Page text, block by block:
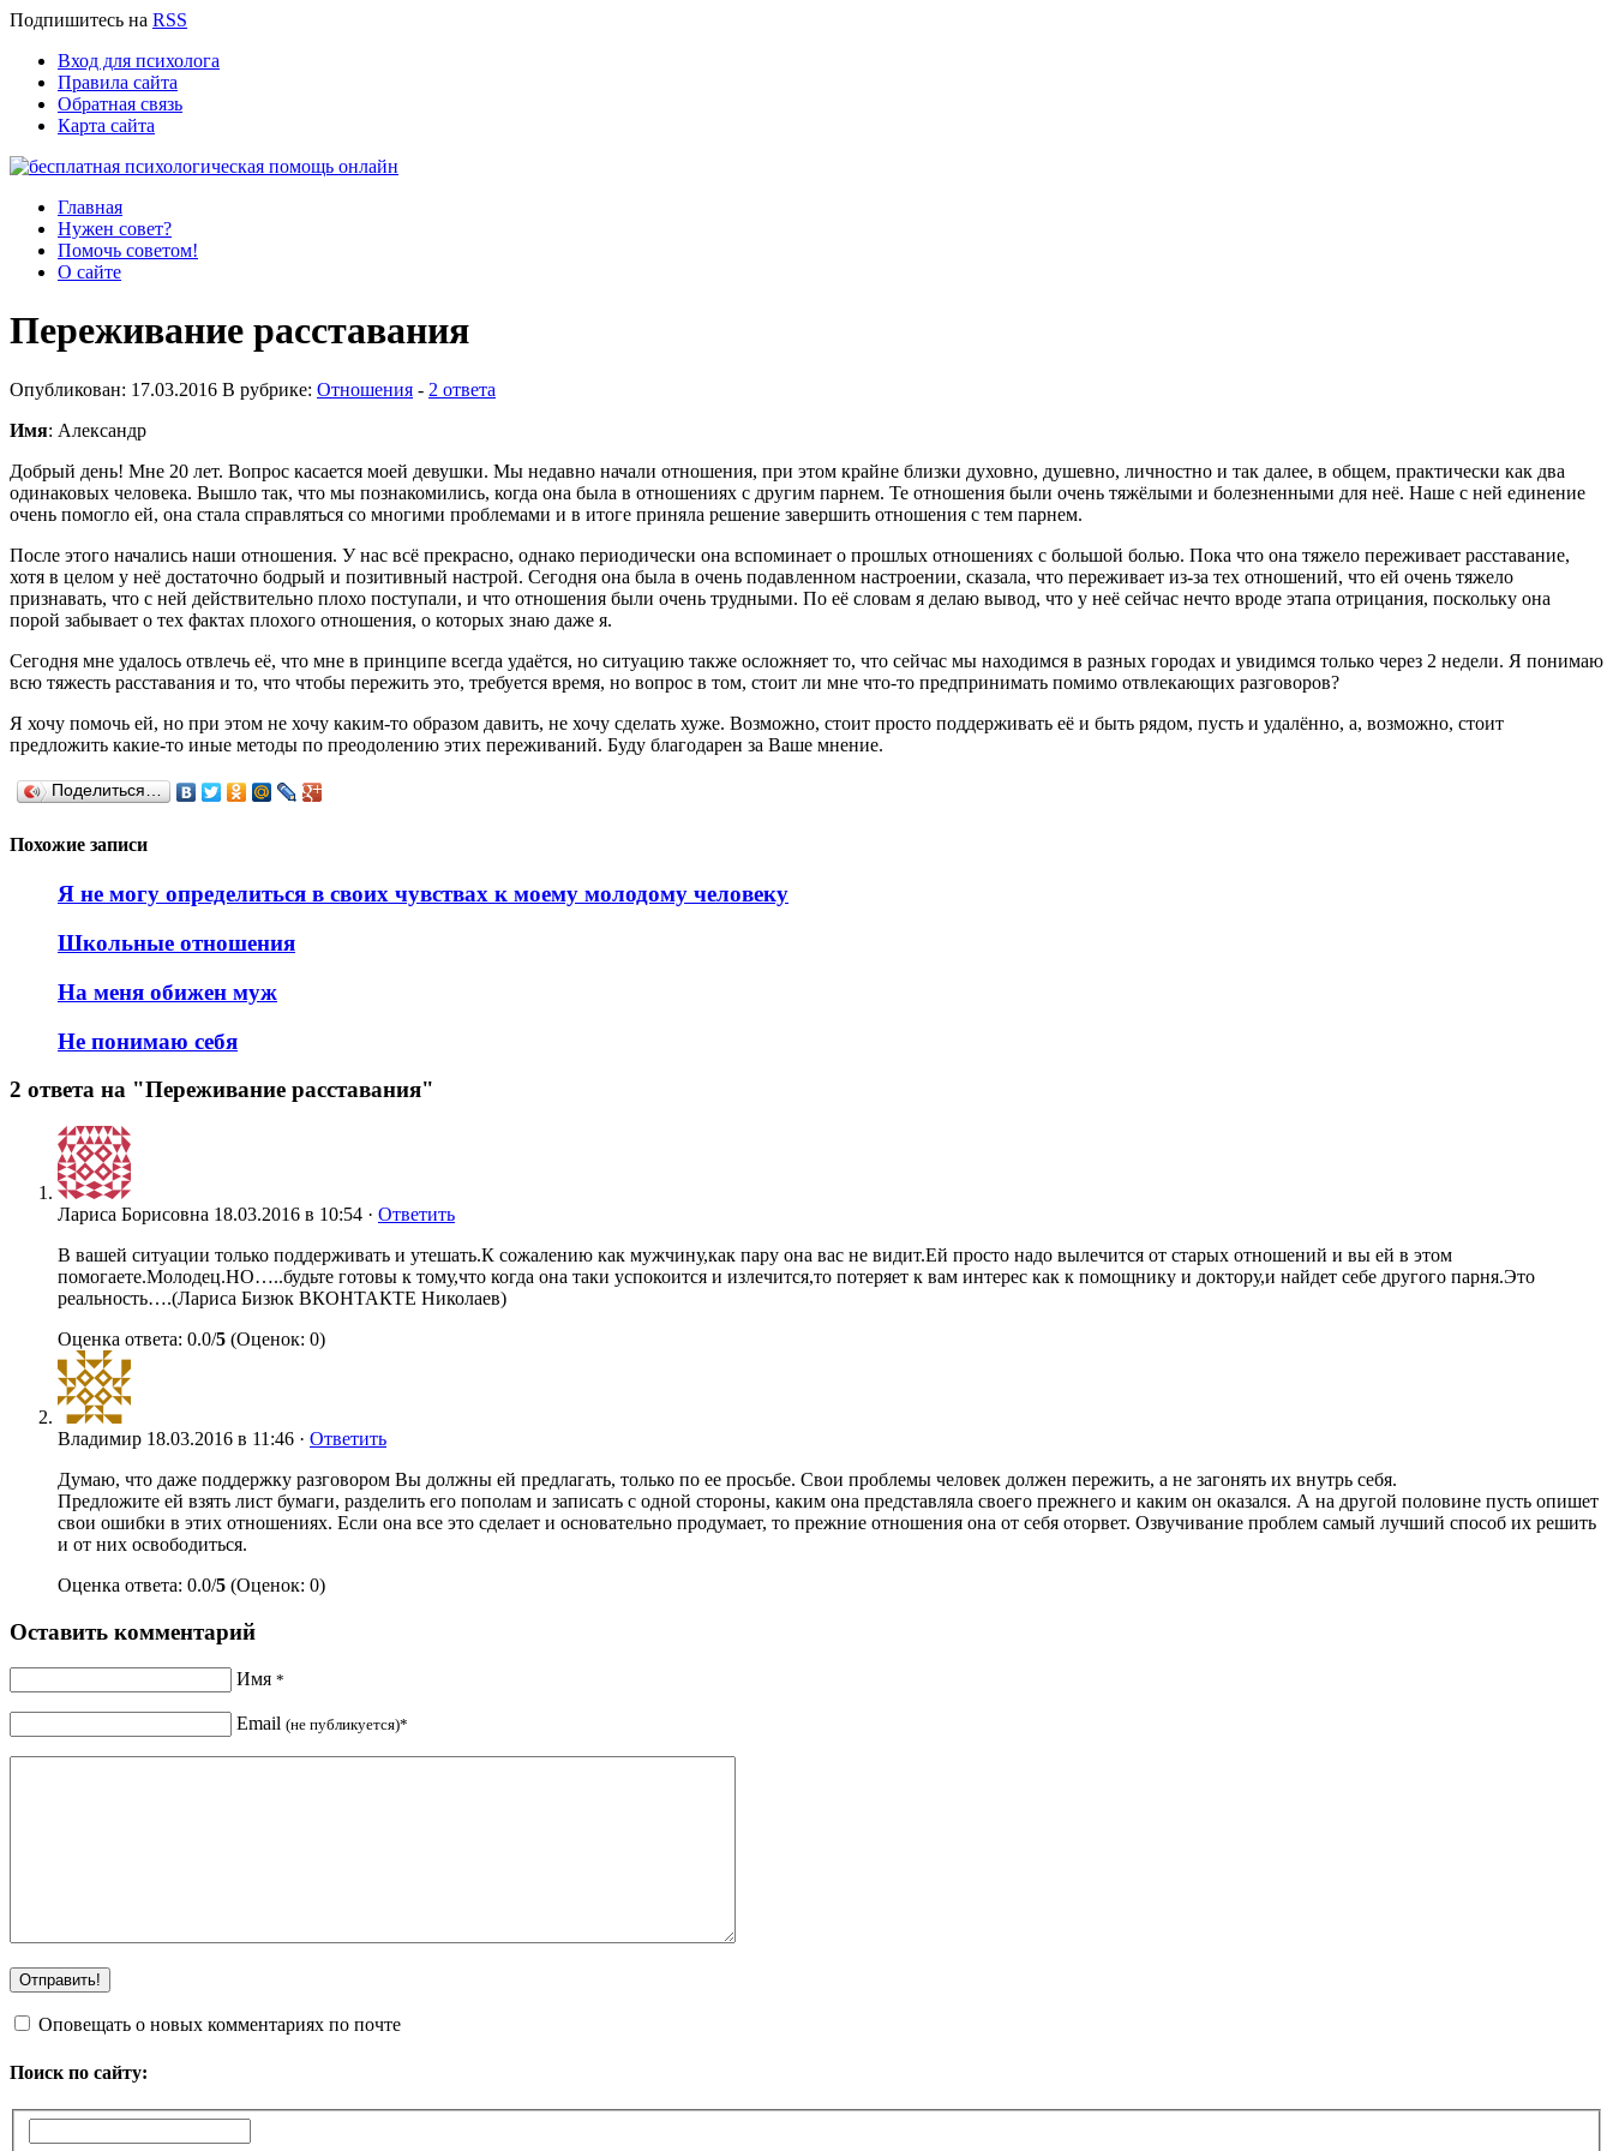
Подпишитесь на RSS
Вход для психолога
Правила сайта
Обратная связь
Карта сайта
Главная
Нужен совет?
Помочь советом!
О сайте
Переживание расставания
Опубликован: 17.03.2016 В рубрике: Отношения - 2 ответа
Имя: Александр
Добрый день! Мне 20 лет. Вопрос касается моей девушки. Мы недавно начали отношения, при этом крайне близки духовно, душевно, личностно и так далее, в общем, практически как два
одинаковых человека. Вышло так, что мы познакомились, когда она была в отношениях с другим парнем. Те отношения были очень тяжёлыми и болезненными для неё. Наше с ней единение
очень помогло ей, она стала справляться со многими проблемами и в итоге приняла решение завершить отношения с тем парнем.
После этого начались наши отношения. У нас всё прекрасно, однако периодически она вспоминает о прошлых отношениях с большой болью. Пока что она тяжело переживает расставание,
хотя в целом у неё достаточно бодрый и позитивный настрой. Сегодня она была в очень подавленном настроении, сказала, что переживает из-за тех отношений, что ей очень тяжело
признавать, что с ней действительно плохо поступали, и что отношения были очень трудными. По её словам я делаю вывод, что у неё сейчас нечто вроде этапа отрицания, поскольку она
порой забывает о тех фактах плохого отношения, о которых знаю даже я.
Сегодня мне удалось отвлечь её, что мне в принципе всегда удаётся, но ситуацию также осложняет то, что сейчас мы находимся в разных городах и увидимся только через 2 недели. Я понимаю
всю тяжесть расставания и то, что чтобы пережить это, требуется время, но вопрос в том, стоит ли мне что-то предпринимать помимо отвлекающих разговоров?
Я хочу помочь ей, но при этом не хочу каким-то образом давить, не хочу сделать хуже. Возможно, стоит просто поддерживать её и быть рядом, пусть и удалённо, а, возможно, стоит
предложить какие-то иные методы по преодолению этих переживаний. Буду благодарен за Ваше мнение.
Поделиться…
Похожие записи
Я не могу определиться в своих чувствах к моему молодому человеку
Школьные отношения
На меня обижен муж
Не понимаю себя
2 ответа на "Переживание расставания"
Лариса Борисовна 18.03.2016 в 10:54 · Ответить
В вашей ситуации только поддерживать и утешать.К сожалению как мужчину,как пару она вас не видит.Ей просто надо вылечится от старых отношений и вы ей в этом
помогаете.Молодец.НО…..будьте готовы к тому,что когда она таки успокоится и излечится,то потеряет к вам интерес как к помощнику и доктору,и найдет себе другого парня.Это
реальность….(Лариса Бизюк ВКОНТАКТЕ Николаев)
Оценка ответа: 0.0/5 (Оценок: 0)
Владимир 18.03.2016 в 11:46 · Ответить
Думаю, что даже поддержку разговором Вы должны ей предлагать, только по ее просьбе. Свои проблемы человек должен пережить, а не загонять их внутрь себя.
Предложите ей взять лист бумаги, разделить его пополам и записать с одной стороны, каким она представляла своего прежнего и каким он оказался. А на другой половине пусть опишет
свои ошибки в этих отношениях. Если она все это сделает и основательно продумает, то прежние отношения она от себя оторвет. Озвучивание проблем самый лучший способ их решить
и от них освободиться.
Оценка ответа: 0.0/5 (Оценок: 0)
Оставить комментарий
Имя *
Email (не публикуется)*
Оповещать о новых комментариях по почте
Поиск по сайту: